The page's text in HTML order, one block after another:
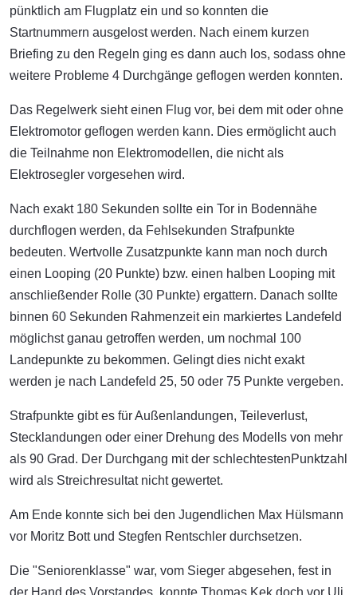
pünktlich am Flugplatz ein und so konnten die
Startnummern ausgelost werden. Nach einem kurzen
Briefing zu den Regeln ging es dann auch los, sodass ohne
weitere Probleme 4 Durchgänge geflogen werden konnten.
Das Regelwerk sieht einen Flug vor, bei dem mit oder ohne
Elektromotor geflogen werden kann. Dies ermöglicht auch
die Teilnahme non Elektromodellen, die nicht als
Elektrosegler vorgesehen wird.
Nach exakt 180 Sekunden sollte ein Tor in Bodennähe
durchflogen werden, da Fehlsekunden Strafpunkte
bedeuten. Wertvolle Zusatzpunkte kann man noch durch
einen Looping (20 Punkte) bzw. einen halben Looping mit
anschließender Rolle (30 Punkte) ergattern. Danach sollte
binnen 60 Sekunden Rahmenzeit ein markiertes Landefeld
möglichst ganau getroffen werden, um nochmal 100
Landepunkte zu bekommen. Gelingt dies nicht exakt
werden je nach Landefeld 25, 50 oder 75 Punkte vergeben.
Strafpunkte gibt es für Außenlandungen, Teileverlust,
Stecklandungen oder einer Drehung des Modells von mehr
als 90 Grad. Der Durchgang mit der schlechtestenPunktzahl
wird als Streichresultat nicht gewertet.
Am Ende konnte sich bei den Jugendlichen Max Hülsmann
vor Moritz Bott und Stegfen Rentschler durchsetzen.
Die "Seniorenklasse" war, vom Sieger abgesehen, fest in